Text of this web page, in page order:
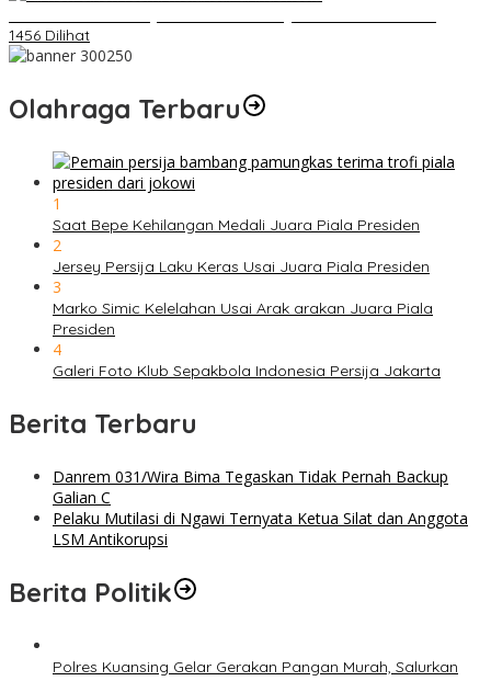
1456 Dilihat
Olahraga Terbaru
1
Saat Bepe Kehilangan Medali Juara Piala Presiden
2
Jersey Persija Laku Keras Usai Juara Piala Presiden
3
Marko Simic Kelelahan Usai Arak arakan Juara Piala
Presiden
4
Galeri Foto Klub Sepakbola Indonesia Persija Jakarta
Berita Terbaru
Danrem 031/Wira Bima Tegaskan Tidak Pernah Backup
Galian C
Pelaku Mutilasi di Ngawi Ternyata Ketua Silat dan Anggota
LSM Antikorupsi
Berita Politik
Polres Kuansing Gelar Gerakan Pangan Murah, Salurkan